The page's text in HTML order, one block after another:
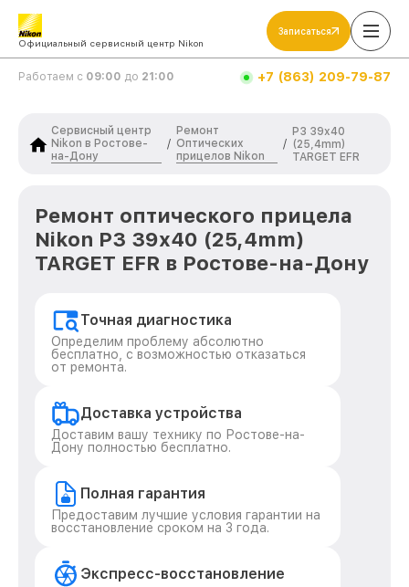
Официальный сервисный центр Nikon
Записаться
Работаем с 09:00 до 21:00 +7 (863) 209-79-87
Сервисный центр
Nikon в Ростове-
на-Дону
/
Ремонт
Оптических
прицелов Nikon
/
P3 39x40
(25,4mm)
TARGET EFR
Ремонт оптического прицела
Nikon P3 39x40 (25,4mm)
TARGET EFR в Ростове-на-Дону
Точная диагностика
Определим проблему абсолютно
бесплатно, с возможностью отказаться
от ремонта.
Доставка устройства
Доставим вашу технику по Ростове-на-
Дону полностью бесплатно.
Полная гарантия
Предоставим лучшие условия гарантии на
восстановление сроком на 3 года.
Экспресс-восстановление